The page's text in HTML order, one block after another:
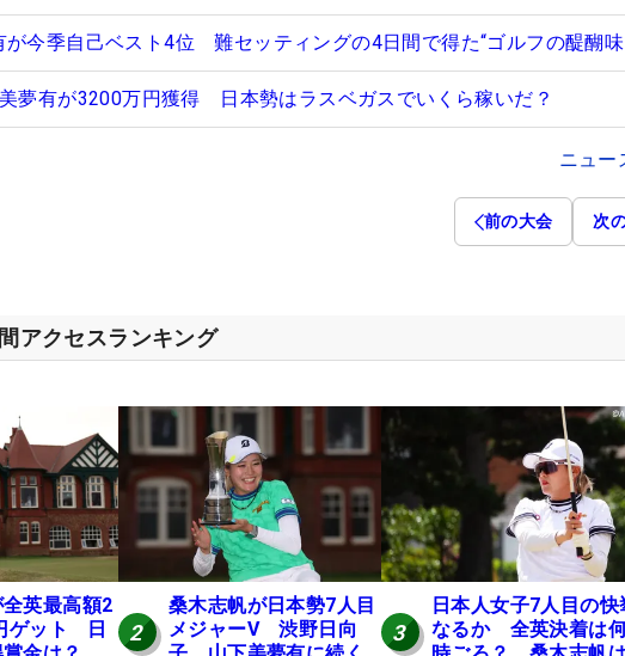
が今季自己ベスト4位 難セッティングの4日間で得た“ゴルフの醍醐味
夢有が3200万円獲得 日本勢はラスベガスでいくら稼いだ？
ニュー
前の大会 次
アクセスランキング
英最高額2
ゲット 日
2
桑木志帆が日本勢7人目
メジャーV 渋野日向
3
日本人女子7人目の快
なるか 全英決着は